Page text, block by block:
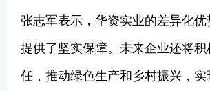
张志军表示，华资实业的差异化
提供了坚实保障。未来企业还将
任，推动绿色生产和乡村振兴，实